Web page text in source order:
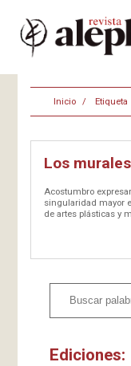
Inicio Etiqueta
Los
Acostumbro
singularidad mayor
de artes plásticas y
Ediciones: